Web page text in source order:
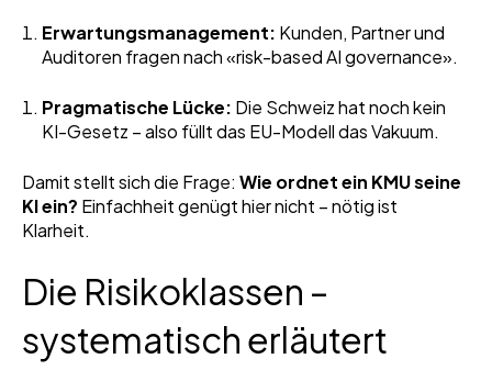
Erwartungsmanagement: Kunden, Partner und
Auditoren fragen nach «risk-based AI governance».
Pragmatische Lücke: Die Schweiz hat noch kein
KI-Gesetz – also füllt das EU-Modell das Vakuum.
Damit stellt sich die Frage: Wie ordnet ein KMU seine
KI ein? Einfachheit genügt hier nicht – nötig ist
Klarheit.
Die Risikoklassen –
systematisch erläutert